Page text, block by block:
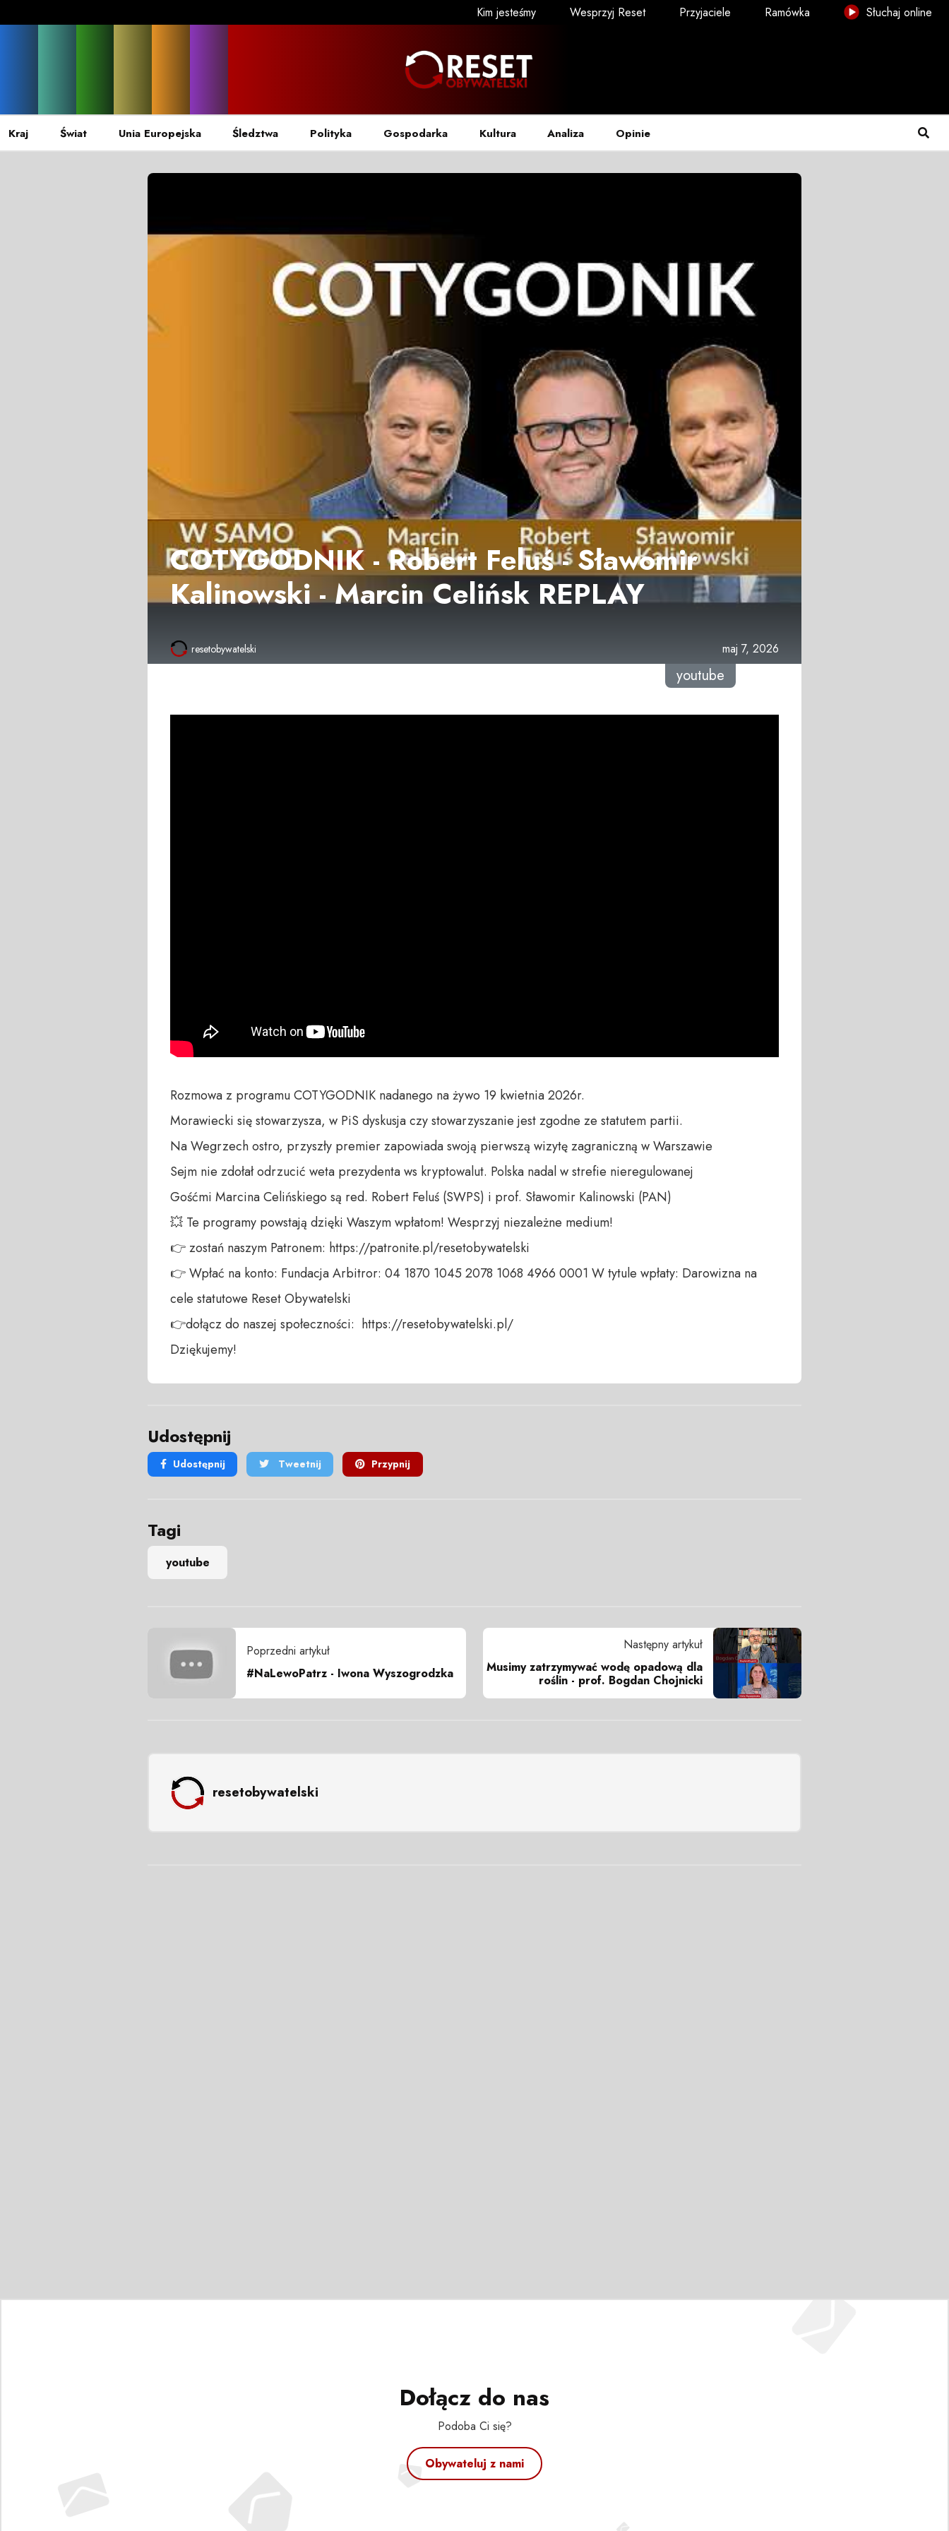
Kim jesteśmy Wesprzyj Reset Przyjaciele Ramówka Słuchaj online
Kraj Świat Unia Europejska Śledztwa Polityka Gospodarka Kultura Analiza Opinie
COTYGODNIK - Robert Feluś - Sławomir
Kalinowski - Marcin Celińsk REPLAY
resetobywatelski maj 7, 2026
youtube
Rozmowa z programu COTYGODNIK nadanego na żywo 19 kwietnia 2026r.
Morawiecki się stowarzysza, w PiS dyskusja czy stowarzyszanie jest zgodne ze statutem partii.
Na Wegrzech ostro, przyszły premier zapowiada swoją pierwszą wizytę zagraniczną w Warszawie
Sejm nie zdołał odrzucić weta prezydenta ws kryptowalut. Polska nadal w strefie nieregulowanej
Gośćmi Marcina Celińskiego są red. Robert Feluś (SWPS) i prof. Sławomir Kalinowski (PAN)
💥 Te programy powstają dzięki Waszym wpłatom! Wesprzyj niezależne medium!
👉 zostań naszym Patronem: https://patronite.pl/resetobywatelski
👉 Wpłać na konto: Fundacja Arbitror: 04 1870 1045 2078 1068 4966 0001 W tytule wpłaty: Darowizna na
cele statutowe Reset Obywatelski
👉dołącz do naszej społeczności:  https://resetobywatelski.pl/
Dziękujemy!
Udostępnij
Udostępnij Tweetnij Przypnij
Tagi
youtube
Poprzedni artykuł
#NaLewoPatrz - Iwona Wyszogrodzka
Następny artykuł
Musimy zatrzymywać wodę opadową dla
roślin - prof. Bogdan Chojnicki
resetobywatelski
Dołącz do nas
Podoba Ci się?
Obywateluj z nami